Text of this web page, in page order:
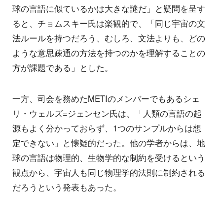
球の言語に似ているかは大きな謎だ」と疑問を呈す
ると、チョムスキー氏は楽観的で、「同じ宇宙の文
法ルールを持つだろう、むしろ、文法よりも、どの
ような意思疎通の方法を持つのかを理解することの
方が課題である」とした。
一方、司会を務めたMETIのメンバーでもあるシェ
リ・ウェルズ=ジェンセン氏は、「人類の言語の起
源もよく分かっておらず、1つのサンプルからは想
定できない」と懐疑的だった。他の学者からは、地
球の言語は物理的、生物学的な制約を受けるという
観点から、宇宙人も同じ物理学的法則に制約される
だろうという発表もあった。